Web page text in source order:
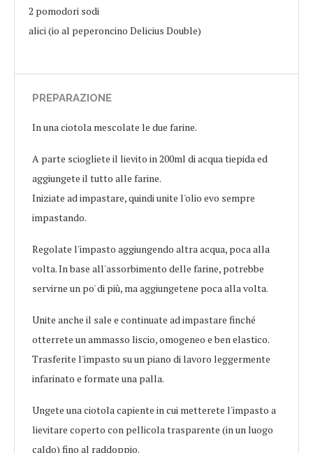
2 pomodori sodi
alici (io al peperoncino Delicius Double)
PREPARAZIONE
In una ciotola mescolate le due farine.
A parte sciogliete il lievito in 200ml di acqua tiepida ed
aggiungete il tutto alle farine.
Iniziate ad impastare, quindi unite l'olio evo sempre
impastando.
Regolate l'impasto aggiungendo altra acqua, poca alla
volta. In base all'assorbimento delle farine, potrebbe
servirne un po' di più, ma aggiungetene poca alla volta.
Unite anche il sale e continuate ad impastare finché
otterrete un ammasso liscio, omogeneo e ben elastico.
Trasferite l'impasto su un piano di lavoro leggermente
infarinato e formate una palla.
Ungete una ciotola capiente in cui metterete l'impasto a
lievitare coperto con pellicola trasparente (in un luogo
caldo) fino al raddoppio.